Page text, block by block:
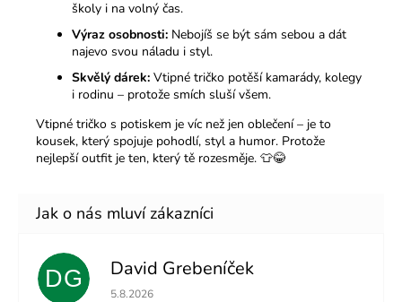
školy i na volný čas.
Výraz osobnosti: Nebojíš se být sám sebou a dát
najevo svou náladu i styl.
Skvělý dárek: Vtipné tričko potěší kamarády, kolegy
i rodinu – protože smích sluší všem.
Vtipné tričko s potiskem je víc než jen oblečení – je to
kousek, který spojuje pohodlí, styl a humor. Protože
nejlepší outfit je ten, který tě rozesměje. 👕😂
DG David Grebeníček
Hodnocení obchodu je 5 z 5 hvězdiček.
5.8.2026